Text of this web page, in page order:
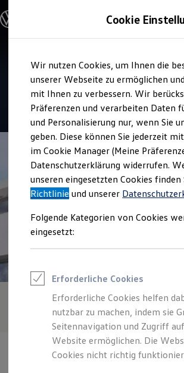
Hauptinhalt
springen
Footer
springen
Modelle und Konfigurator
Modelle vergleichen
Elektroautos
ENERGY Sondermodelle
Nutzfahrzeuge
SUV und CUV
Familienautos
Kombis
Kompaktwagen
Sportwagen
Schnell verfügbare Fahrzeuge
Angebote und Produkte
Aktuelle Angebote
E-Auto-Förderung
Volkswagen Marktplatz
Junge Gebrauchtwagen und
Volkswagen Zertifizierte
Zubehör- und Serviceangebote
Leasing
Leasing-Angebote
Gebrauchtwagen Leasing
Junge Gebrauchtwagen-
Elektroauto Leasing
Kleinwagen-Leasing
Leasing ohne Anzahlung
Finanzierung
Service
Autohaus Lutz
4.9| 301 Bewertungen
Cookie
Wir nutzen Cookies, um Ihnen die
unserer Webseite zu ermöglichen
mit Ihnen zu verbessern. Wir
Präferenzen und verarbeiten Daten
und Personalisierung nur, wenn Sie
geben. Diese können Sie jederzeit
im Cookie Manager (Meine
Datenschutzerklärung widerrufen.
unseren eingesetzten Cookies
Richtlinie und unserer
Folgende Kategorien von Cookies
eingesetzt:
Erforderliche Cookies
Erforderliche Cookies helfen
nutzbar zu machen, indem sie
Seitennavigation und Zugriff
Website ermöglichen. Die
Cookies nicht richtig